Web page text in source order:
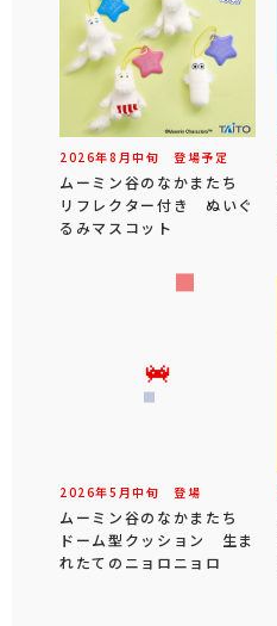
2026年8 月中旬 登場予定
ムーミン谷のなかまたち
リフレクター付き ぬいぐ
るみマスコット
2026年5 月中旬 登場
ムーミン谷のなかまたち
ドーム型クッション 生ま
れたてのニョロニョロ